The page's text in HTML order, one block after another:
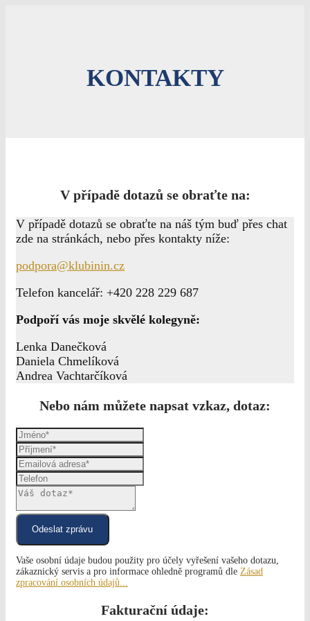
KONTAKTY
V případě dotazů se obraťte na:
V případě dotazů se obraťte na náš tým buď přes chat
zde na stránkách, nebo přes kontakty níže:
podpora@klubinin.cz
Telefon kancelář: +420 228 229 687
Podpoří vás moje skvělé kolegyně:
Lenka Danečková
Daniela Chmelíková
Andrea Vachtarčíková
Nebo nám můžete napsat vzkaz, dotaz:
Odeslat zprávu
Vaše osobní údaje budou použity pro účely vyřešení vašeho dotazu,
zákaznický servis a pro informace ohledně programů dle Zásad
zpracování osobních údajů...
Fakturační údaje: